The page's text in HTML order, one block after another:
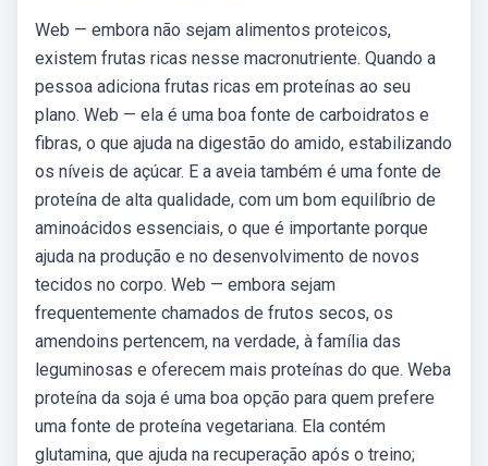
Web — embora não sejam alimentos proteicos,
existem frutas ricas nesse macronutriente. Quando a
pessoa adiciona frutas ricas em proteínas ao seu
plano. Web — ela é uma boa fonte de carboidratos e
fibras, o que ajuda na digestão do amido, estabilizando
os níveis de açúcar. E a aveia também é uma fonte de
proteína de alta qualidade, com um bom equilíbrio de
aminoácidos essenciais, o que é importante porque
ajuda na produção e no desenvolvimento de novos
tecidos no corpo. Web — embora sejam
frequentemente chamados de frutos secos, os
amendoins pertencem, na verdade, à família das
leguminosas e oferecem mais proteínas do que. Weba
proteína da soja é uma boa opção para quem prefere
uma fonte de proteína vegetariana. Ela contém
glutamina, que ajuda na recuperação após o treino;